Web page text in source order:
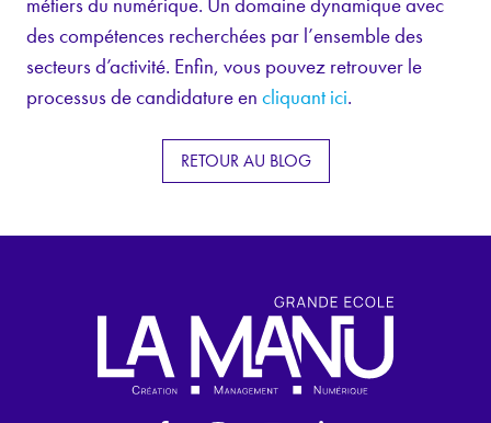
des compétences recherchées par l’ensemble des
secteurs d’activité. Enfin, vous pouvez retrouver le
processus de candidature en cliquant ici.
RETOUR AU BLOG